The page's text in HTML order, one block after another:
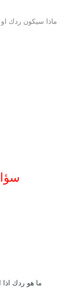
ماذا سيكون ردك او
ما هو ردك